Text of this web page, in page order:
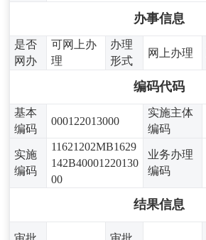
办事信息
是否
网办
可网上办
理
办理
形式
网上办理
编码代码
基本
编码
000122013000
实施主体
编码
实施
编码
11621202MB1629
142B40001220130
00
业务办理
编码
结果信息